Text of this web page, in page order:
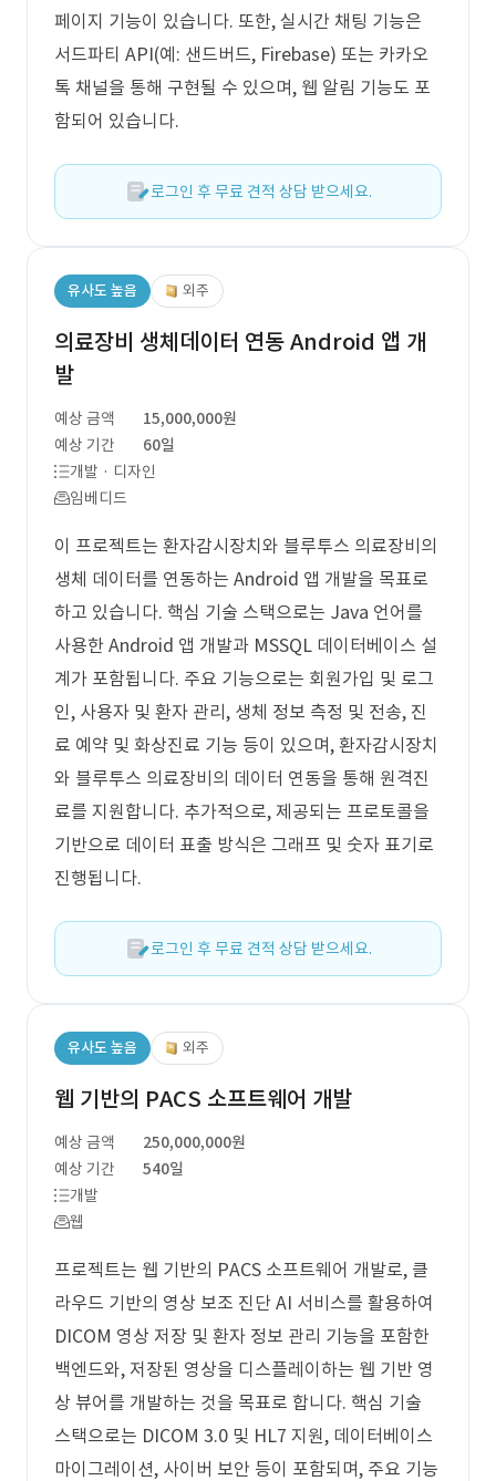
페이지 기능이 있습니다. 또한, 실시간 채팅 기능은
서드파티 API(예: 샌드버드, Firebase) 또는 카카오
톡 채널을 통해 구현될 수 있으며, 웹 알림 기능도 포
함되어 있습니다.
로그인 후 무료 견적 상담 받으세요.
유사도 높음 외주
의료장비 생체데이터 연동 Android 앱 개
발
예상 금액
15,000,000원
예상 기간
60일
개발 · 디자인
임베디드
이 프로젝트는 환자감시장치와 블루투스 의료장비의
생체 데이터를 연동하는 Android 앱 개발을 목표로
하고 있습니다. 핵심 기술 스택으로는 Java 언어를
사용한 Android 앱 개발과 MSSQL 데이터베이스 설
계가 포함됩니다. 주요 기능으로는 회원가입 및 로그
인, 사용자 및 환자 관리, 생체 정보 측정 및 전송, 진
료 예약 및 화상진료 기능 등이 있으며, 환자감시장치
와 블루투스 의료장비의 데이터 연동을 통해 원격진
료를 지원합니다. 추가적으로, 제공되는 프로토콜을
기반으로 데이터 표출 방식은 그래프 및 숫자 표기로
진행됩니다.
로그인 후 무료 견적 상담 받으세요.
유사도 높음 외주
웹 기반의 PACS 소프트웨어 개발
예상 금액
250,000,000원
예상 기간
540일
개발
웹
프로젝트는 웹 기반의 PACS 소프트웨어 개발로, 클
라우드 기반의 영상 보조 진단 AI 서비스를 활용하여
DICOM 영상 저장 및 환자 정보 관리 기능을 포함한
백엔드와, 저장된 영상을 디스플레이하는 웹 기반 영
상 뷰어를 개발하는 것을 목표로 합니다. 핵심 기술
스택으로는 DICOM 3.0 및 HL7 지원, 데이터베이스
마이그레이션, 사이버 보안 등이 포함되며, 주요 기능